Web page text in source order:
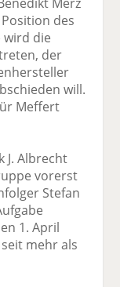
des
wird die
der
will.
Meffert
J. Albrecht
vorerst
Stefan
1. April
mehr als